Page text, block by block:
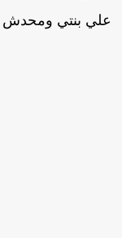
بنتي ومحدش ليه